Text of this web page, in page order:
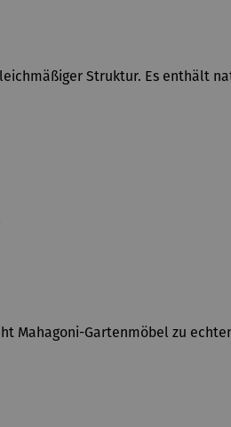
Struktur. Es enthält
Gartenmöbel zu